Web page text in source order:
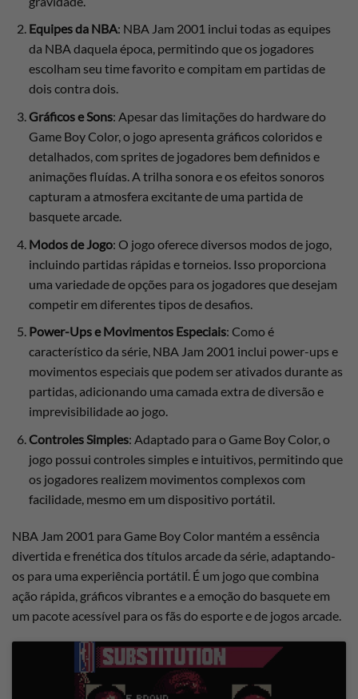
Equipes da NBA: NBA Jam 2001 inclui todas as equipes
da NBA daquela época, permitindo que os jogadores
escolham seu time favorito e compitam em partidas de
dois contra dois.
Gráficos e Sons: Apesar das limitações do hardware do
Game Boy Color, o jogo apresenta gráficos coloridos e
detalhados, com sprites de jogadores bem definidos e
animações fluídas. A trilha sonora e os efeitos sonoros
capturam a atmosfera excitante de uma partida de
basquete arcade.
Modos de Jogo: O jogo oferece diversos modos de jogo,
incluindo partidas rápidas e torneios. Isso proporciona
uma variedade de opções para os jogadores que desejam
competir em diferentes tipos de desafios.
Power-Ups e Movimentos Especiais: Como é
característico da série, NBA Jam 2001 inclui power-ups e
movimentos especiais que podem ser ativados durante as
partidas, adicionando uma camada extra de diversão e
imprevisibilidade ao jogo.
Controles Simples: Adaptado para o Game Boy Color, o
jogo possui controles simples e intuitivos, permitindo que
os jogadores realizem movimentos complexos com
facilidade, mesmo em um dispositivo portátil.
NBA Jam 2001 para Game Boy Color mantém a essência
divertida e frenética dos títulos arcade da série, adaptando-
os para uma experiência portátil. É um jogo que combina
ação rápida, gráficos vibrantes e a emoção do basquete em
um pacote acessível para os fãs do esporte e de jogos arcade.